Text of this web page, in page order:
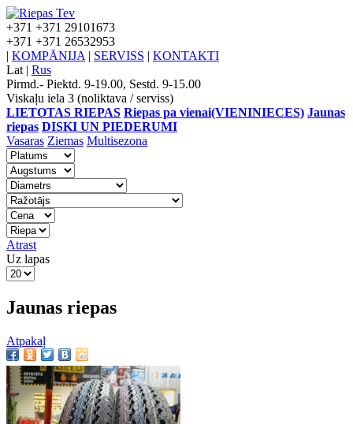
+371 +371 29101673
+371 +371 26532953
| KOMPĀNIJA | SERVISS | KONTAKTI
Lat | Rus
Pirmd.- Piektd. 9-19.00, Sestd. 9-15.00
Viskaļu iela 3 (noliktava / serviss)
LIETOTAS RIEPAS Riepas pa vienai(VIENINIECES) Jaunas
riepas DISKI UN PIEDERUMI
Vasaras Ziemas Multisezona
Atrast
Uz lapas
Jaunas riepas
Atpakaļ